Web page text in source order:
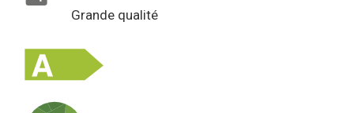
Grande qualité